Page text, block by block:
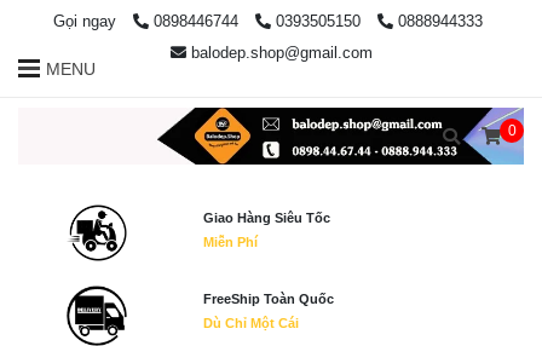
Gọi ngay 0898446744 0393505150
0888944333
balodep.shop@gmail.com
MENU
0
Giao Hàng Siêu Tốc
Miễn Phí
FreeShip Toàn Quốc
Dù Chỉ Một Cái